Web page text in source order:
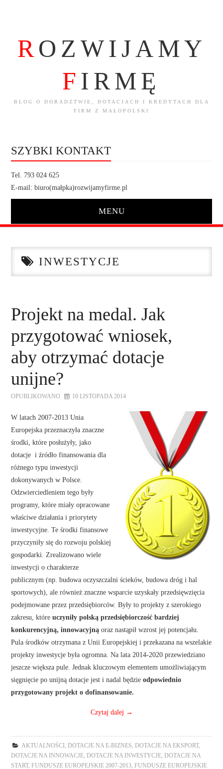
ROZWIJAMY
F IRMĘ
BLOG O DORADZTWIE, DOTACJACH I KREDYTACH DLA
FIRM Z MAŁOPOLSKI
SZYBKI KONTAKT
Tel. 793 024 625
E-mail: biuro(małpka)rozwijamyfirme.pl
MENU
O NAS
SZKOLENIA
KONTAKT
INWESTYCJE
Projekt na medal. Jak
przygotować wniosek,
aby otrzymać dotacje
unijne?
OPUBLIKOWANO 10 LISTOPADA 2014
W latach 2007-2013 Unia
Europejska przeznaczyła znaczne
środki, które posłużyły, jako
dotacje i źródło finansowania dla
różnego typu inwestycji
dokonywanych w Polsce.
Odzwierciedleniem tego były
programy, które miały opracowane
właściwe działania i priorytety
inwestycyjne. Te środki finansowe
przyczyniły się do rozwoju polskiej
gospodarki. Zrealizowano wiele
inwestycji o charakterze
publicznym (np. budowa oczyszczalni ścieków, budowa dróg i hal
sportowych), ale również znaczne wsparcie uzyskały przedsięwzięcia
podejmowane przez przedsiębiorców. Były to projekty z szerokiego
zakresu, któreuczyniły polską przedsiębiorczość bardziej
konkurencyjną, innowacyjną oraz nastąpił wzrost jej potencjału.
Pula środków otrzymana z Unii Europejskiej i przekazana na wszelakie
projekty inwestycje była ogromna. Na lata 2014-2020 przewiedziano
jeszcze większa pule. Jednak kluczowym elementem umożliwiającym
sięgnięcie po unijną dotacje jest i nadal będzieodpowiednio
przygotowany projekt o dofinansowanie.
Czytaj dalej →
AKTUALNOŚCI ,DOTACJE NA E-BIZNES ,DOTACJE NA EKSPORT,
DOTACJE NA INNOWACJE ,DOTACJE NA INWESTYCJE ,DOTACJE NA
START,FUNDUSZE EUROPEJSKIE 2007-2013 ,FUNDUSZE EUROPEJSKIE